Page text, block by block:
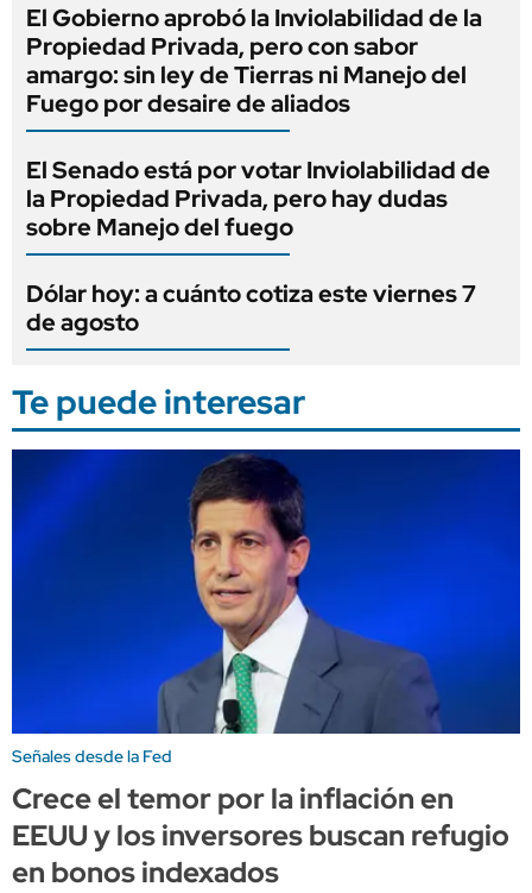
El Gobierno aprobó la Inviolabilidad de la
Propiedad Privada, pero con sabor
amargo: sin ley de Tierras ni Manejo del
Fuego por desaire de aliados
El Senado está por votar Inviolabilidad de
la Propiedad Privada, pero hay dudas
sobre Manejo del fuego
Dólar hoy: a cuánto cotiza este viernes 7
de agosto
Te puede interesar
Señales desde la Fed
Crece el temor por la inflación en
EEUU y los inversores buscan refugio
en bonos indexados